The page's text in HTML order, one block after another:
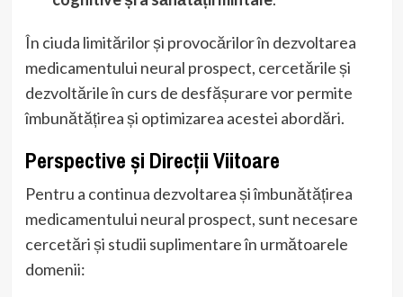
În ciuda limitărilor și provocărilor în dezvoltarea
medicamentului neural prospect, cercetările și
dezvoltările în curs de desfășurare vor permite
îmbunătățirea și optimizarea acestei abordări.
Perspective și Direcții Viitoare
Pentru a continua dezvoltarea și îmbunătățirea
medicamentului neural prospect, sunt necesare
cercetări și studii suplimentare în următoarele
domenii: